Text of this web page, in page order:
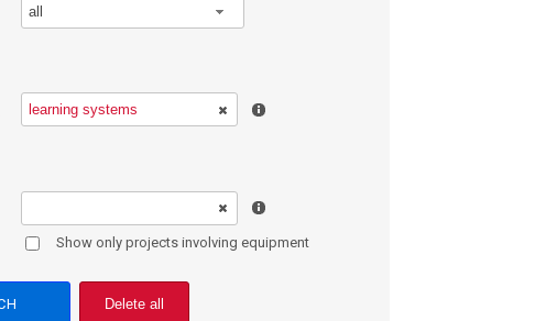
all
Show only projects involving equipment
Delete all